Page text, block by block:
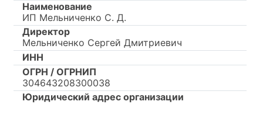
Наименование
ИП Мельниченко С. Д.
Директор
Мельниченко Сергей Дмитриевич
ИНН
ОГРН / ОГРНИП
304643208300038
Юридический адрес организации